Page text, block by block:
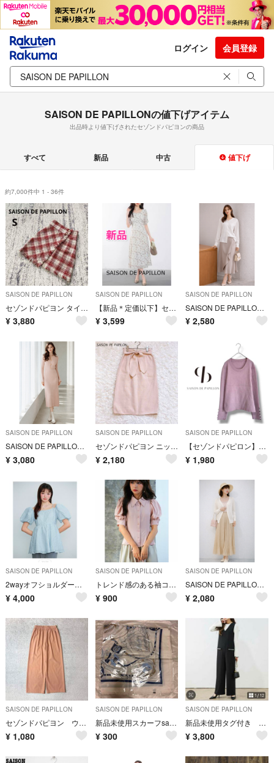
ログイン 会員登録
SAISON DE PAPILLONの値下げアイテム
出品時より値下げされたセゾンドパピヨンの商品
すべて 新品 中古 値下げ
約7,000件中 1 - 36件
SAISON DE PAPILLON
セゾンドパピヨン タイトスカート 膝丈S 赤 白 ツイード チェック フリンジ
¥ 3,880
SAISON DE PAPILLON
【新品＊定価以下】セゾンドパピヨン Vネック花柄フレアワンピース ベージュ
¥ 3,599
SAISON DE PAPILLON
SAISON DE PAPILLON バックVネックシフォンブラウス M 白 服
¥ 2,580
SAISON DE PAPILLON
SAISON DE PAPILLON 涙開き風ミモレ丈ニットワンピース ピンク
¥ 3,080
SAISON DE PAPILLON
セゾンドパピヨン ニットタイトスカート（M） リボン ライトピンク きれいめ
¥ 2,180
SAISON DE PAPILLON
【セゾンドパピロン】リブニット Uネック パール 長袖 セーター 桃色 L
¥ 1,980
SAISON DE PAPILLON
2wayオフショルダーブラウス
¥ 4,000
SAISON DE PAPILLON
トレンド感のある袖コンシャスな華やかブラウス】パワーショルダー 細見え 大人かわいい セゾンドパピヨンＬ
¥ 900
SAISON DE PAPILLON
SAISON DE PAPILLON サマーニット Vネック カーディガン 白
¥ 2,080
SAISON DE PAPILLON
セゾンドパピヨン ウエストゴム ワイドパンツ M テラコッタ オレンジ系
¥ 1,080
SAISON DE PAPILLON
新品未使用スカーフsaisondepapillonセゾンドパピオンSDP
¥ 300
SAISON DE PAPILLON
新品未使用タグ付き SAISON DE PAPILLON 深Vネックツイードオールインワン Lサイズ
¥ 3,800